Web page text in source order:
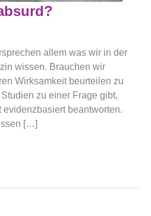
allem was wir in der
wissen. Brauchen wir
Wirksamkeit beurteilen zu
zu einer Frage gibt,
evidenzbasiert beantworten.
[…]